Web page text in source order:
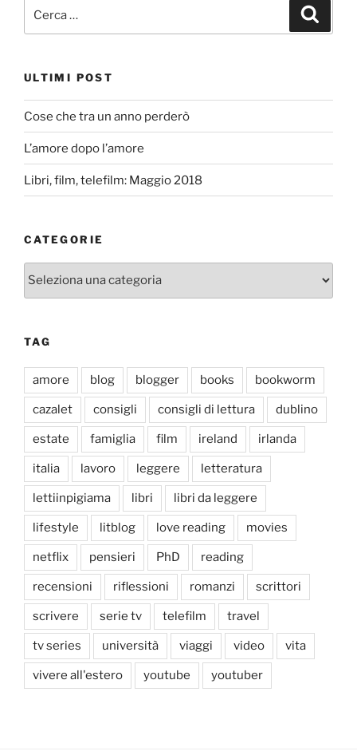
ULTIMI POST
Cose che tra un anno perderò
L’amore dopo l’amore
Libri, film, telefilm: Maggio 2018
CATEGORIE
Categorie
TAG
amore blog blogger books bookworm
cazalet consigli consigli di lettura dublino
estate famiglia film ireland irlanda
italia lavoro leggere letteratura
lettiinpigiama libri libri da leggere
lifestyle litblog love reading movies
netflix pensieri PhD reading
recensioni riflessioni romanzi scrittori
scrivere serie tv telefilm travel
tv series università viaggi video vita
vivere all'estero youtube youtuber